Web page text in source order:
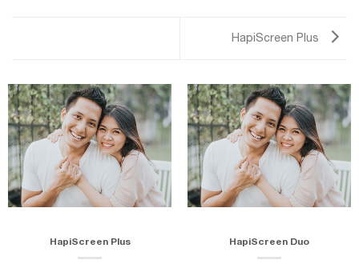
HapiScreen Plus
HapiScreen Plus HapiScreen Duo